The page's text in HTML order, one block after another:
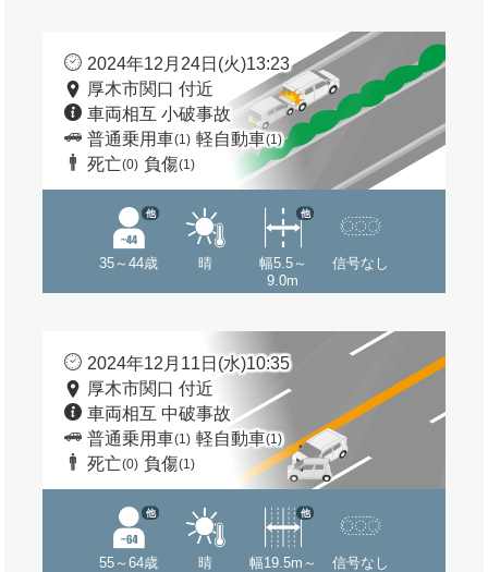
2024年12月24日(火)13:23
厚木市関口 付近
車両相互 小破事故
普通乗用車(1) 軽自動車(1)
死亡(0) 負傷(1)
35～44歳
他
晴
幅5.5～
9.0m
他
信号なし
2024年12月11日(水)10:35
厚木市関口 付近
車両相互 中破事故
普通乗用車(1) 軽自動車(1)
死亡(0) 負傷(1)
55～64歳
他
晴 幅19.5m～
他
信号なし